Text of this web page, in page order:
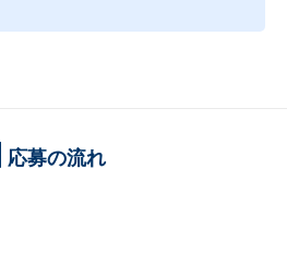
応募の流れ